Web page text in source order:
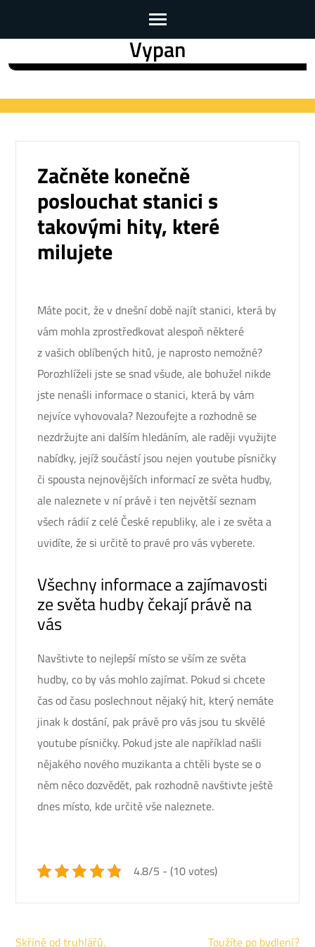
to
(Press
Vypan
Začněte konečně
poslouchat stanici s
takovými hity, které
milujete
Máte pocit, že v dnešní době najít stanici, která by
vám mohla zprostředkovat alespoň některé
z vašich oblíbených hitů, je naprosto nemožné?
Porozhlíželi jste se snad všude, ale bohužel nikde
jste nenašli informace o stanici, která by vám
nejvíce vyhovovala? Nezoufejte a rozhodně se
nezdržujte ani dalším hledáním, ale raději využijte
nabídky, jejíž součástí jsou nejen youtube písničky
či spousta nejnovějších informací ze světa hudby,
ale naleznete v ní právě i ten největší seznam
všech rádií z celé České republiky, ale i ze světa a
uvidíte, že si určitě to pravé pro vás vyberete.
Všechny informace a zajímavosti
ze světa hudby čekají právě na
vás
Navštivte to nejlepší místo se vším ze světa
hudby, co by vás mohlo zajímat. Pokud si chcete
čas od času poslechnout nějaký hit, který nemáte
jinak k dostání, pak právě pro vás jsou tu skvělé
youtube písničky. Pokud jste ale například našli
nějakého nového muzikanta a chtěli byste se o
něm něco dozvědět, pak rozhodně navštivte ještě
dnes místo, kde určitě vše naleznete.
4.8/5 - (10 votes)
Navigace
Skříně od truhlářů. Toužíte po bydlení?